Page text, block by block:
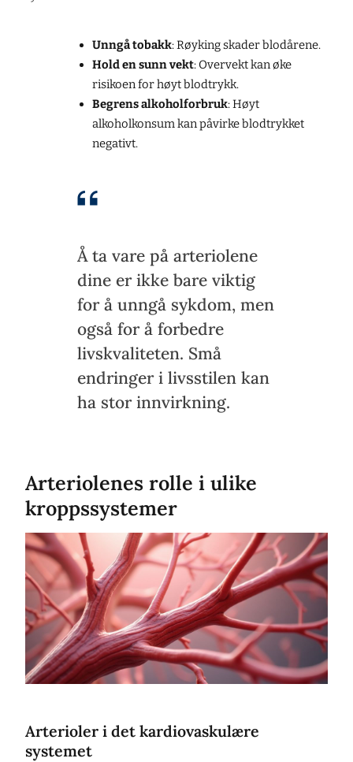
Unngå tobakk: Røyking skader blodårene.
Hold en sunn vekt: Overvekt kan øke
risikoen for høyt blodtrykk.
Begrens alkoholforbruk: Høyt
alkoholkonsum kan påvirke blodtrykket
negativt.
Å ta vare på arteriolene
dine er ikke bare viktig
for å unngå sykdom, men
også for å forbedre
livskvaliteten. Små
endringer i livsstilen kan
ha stor innvirkning.
Arteriolenes rolle i ulike
kroppssystemer
Arterioler i det kardiovaskulære
systemet